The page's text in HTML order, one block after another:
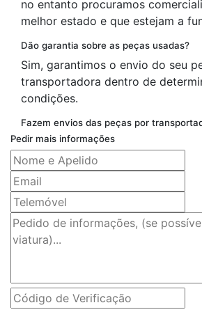
no entanto procuramos
melhor estado e que estejam a
Dão garantia sobre as peças usadas?
Sim, garantimos o envio do seu
transportadora dentro de
condições.
Fazem envios das peças por
Pedir mais informações